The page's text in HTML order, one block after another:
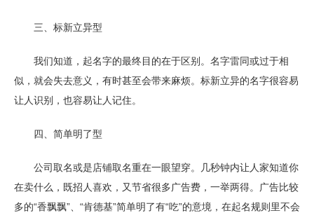
三、标新立异型
我们知道，起名字的最终目的在于区别。名字雷同或过于相
似，就会失去意义，有时甚至会带来麻烦。标新立异的名字很容易
让人识别，也容易让人记住。
四、简单明了型
公司取名或是店铺取名重在一眼望穿。几秒钟内让人家知道你
在卖什么，既招人喜欢，又节省很多广告费，一举两得。广告比较
多的“香飘飘”、“肯德基”简单明了有“吃”的意境，在起名规则里不会